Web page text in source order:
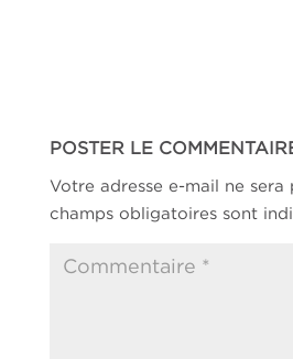
POSTER LE
Votre adresse e-mail ne sera
champs obligatoires sont